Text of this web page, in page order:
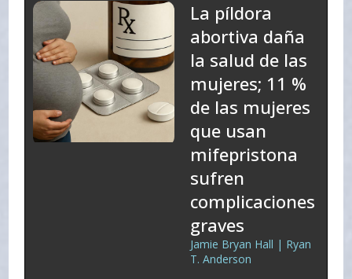
La píldora
abortiva daña
la salud de las
mujeres; 11 %
de las mujeres
que usan
mifepristona
sufren
complicaciones
graves
Jamie Bryan Hall | Ryan
T. Anderson